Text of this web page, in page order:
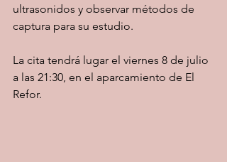
ultrasonidos y observar métodos de
captura para su estudio.
La cita tendrá lugar el viernes 8 de julio
a las 21:30, en el aparcamiento de El
Refor.